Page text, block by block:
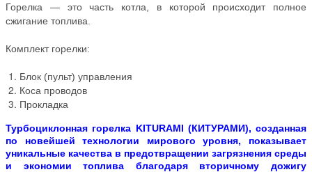
Горелка — это часть котла, в которой происходит полное
сжигание топлива.
Комплект горелки:
Блок (пульт) управления
Коса проводов
Прокладка
Турбоциклонная горелка KITURAMI (КИТУРАМИ), созданная
по новейшей технологии мирового уровня, показывает
уникальные качества в предотвращении загрязнения среды
и экономии топлива благодаря вторичному дожигу